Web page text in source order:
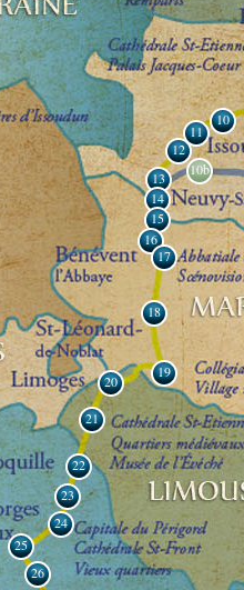
10
11
12
13
14
15
16
17
18
19
20
21
22
23
24
25
26
10b